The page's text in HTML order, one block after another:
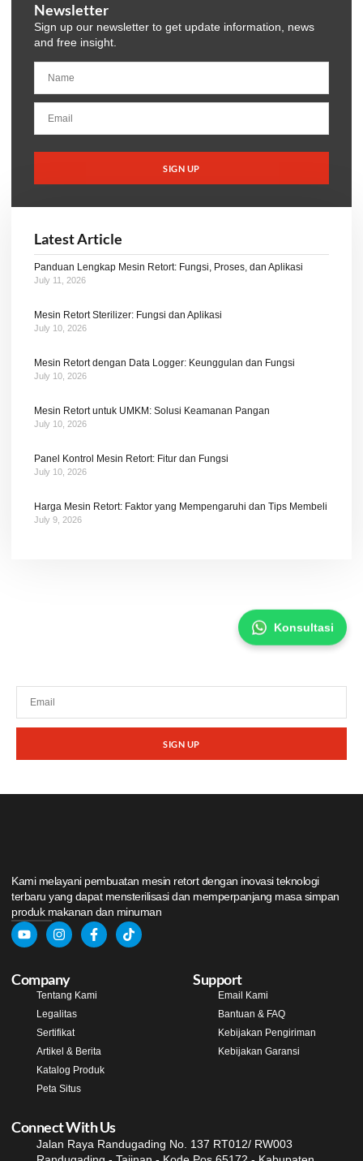
Newsletter
Sign up our newsletter to get update information, news
and free insight.
SIGN UP
Latest Article
Panduan Lengkap Mesin Retort: Fungsi, Proses, dan Aplikasi
July 11, 2026
Mesin Retort Sterilizer: Fungsi dan Aplikasi
July 10, 2026
Mesin Retort dengan Data Logger: Keunggulan dan Fungsi
July 10, 2026
Mesin Retort untuk UMKM: Solusi Keamanan Pangan
July 10, 2026
Panel Kontrol Mesin Retort: Fitur dan Fungsi
July 10, 2026
Harga Mesin Retort: Faktor yang Mempengaruhi dan Tips Membeli
July 9, 2026
Tetap terhubung dengan berita terbaru dan
SIGN UP
Kami melayani pembuatan mesin retort dengan inovasi teknologi
terbaru yang dapat mensterilisasi dan memperpanjang masa simpan
produk makanan dan minuman
Company
Tentang Kami
Legalitas
Sertifikat
Artikel & Berita
Katalog Produk
Peta Situs
Support
Email Kami
Bantuan & FAQ
Kebijakan Pengiriman
Kebijakan Garansi
Connect With Us
Jalan Raya Randugading No. 137 RT012/ RW003
Konsultasi